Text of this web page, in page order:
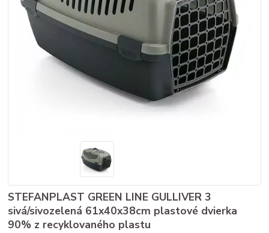
STEFANPLAST GREEN LINE GULLIVER 3
sivá/sivozelená 61x40x38cm plastové dvierka
90% z recyklovaného plastu